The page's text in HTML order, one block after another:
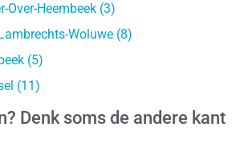
Over-Heembeek (3)
Woluwe (8)
(5)
(11)
Denk soms de andere kant